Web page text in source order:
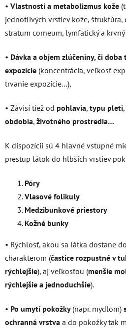
• Vlastnosti a metabolizmus kože
jednotlivých vrstiev kože, štruktúra,
stratum corneum, lymfatický a
• Dávka a objem zlúčeniny, či doba
expozície (koncentrácia, veľkosť
trvanie expozície…),
• Závisí tiež od pohlavia, typu pleti,
obdobia, životného prostredia…
K dispozícii sú 4 hlavné vstupné
prestup látok do hlbších vrstiev
Póry
Vlasové folikuly
Medzibunkové priestory
Kožné bunky
• Rýchlosť, akou sa látka dostane
charakterom (častice rozpustné v
rýchlejšie), aj veľkosťou (menšie
rýchlejšie a jednoduchšie).
• Po umytí pokožky (napr. mydlom)
ochranná vrstva a do pokožky tak